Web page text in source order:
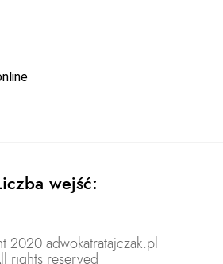
wejść:
2020 adwokatratajczak.pl
rights reserved